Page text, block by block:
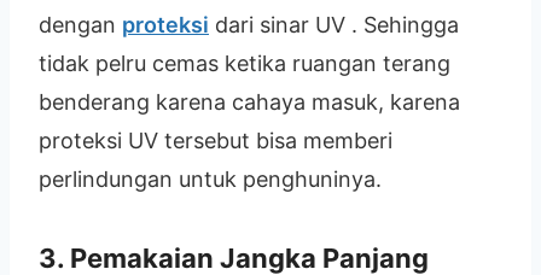
dengan proteksi dari sinar UV . Sehingga
tidak pelru cemas ketika ruangan terang
benderang karena cahaya masuk, karena
proteksi UV tersebut bisa memberi
perlindungan untuk penghuninya.
3. Pemakaian Jangka Panjang